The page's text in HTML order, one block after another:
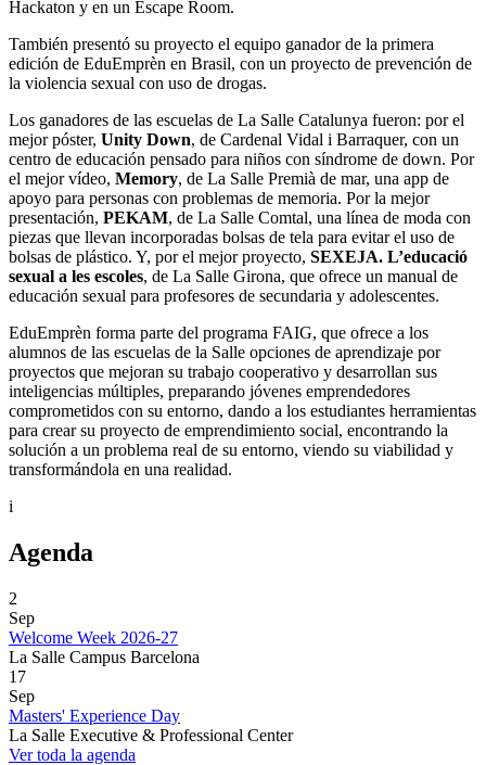
Hackaton y en un Escape Room.
También presentó su proyecto el equipo ganador de la primera
edición de EduEmprèn en Brasil, con un proyecto de prevención de
la violencia sexual con uso de drogas.
Los ganadores de las escuelas de La Salle Catalunya fueron: por el
mejor póster, Unity Down, de Cardenal Vidal i Barraquer, con un
centro de educación pensado para niños con síndrome de down. Por
el mejor vídeo, Memory, de La Salle Premià de mar, una app de
apoyo para personas con problemas de memoria. Por la mejor
presentación, PEKAM, de La Salle Comtal, una línea de moda con
piezas que llevan incorporadas bolsas de tela para evitar el uso de
bolsas de plástico. Y, por el mejor proyecto, SEXEJA. L’educació
sexual a les escoles, de La Salle Girona, que ofrece un manual de
educación sexual para profesores de secundaria y adolescentes.
EduEmprèn forma parte del programa FAIG, que ofrece a los
alumnos de las escuelas de la Salle opciones de aprendizaje por
proyectos que mejoran su trabajo cooperativo y desarrollan sus
inteligencias múltiples, preparando jóvenes emprendedores
comprometidos con su entorno, dando a los estudiantes herramientas
para crear su proyecto de emprendimiento social, encontrando la
solución a un problema real de su entorno, viendo su viabilidad y
transformándola en una realidad.
i
Agenda
2
Sep
Welcome Week 2026-27
La Salle Campus Barcelona
17
Sep
Masters' Experience Day
La Salle Executive & Professional Center
Ver toda la agenda